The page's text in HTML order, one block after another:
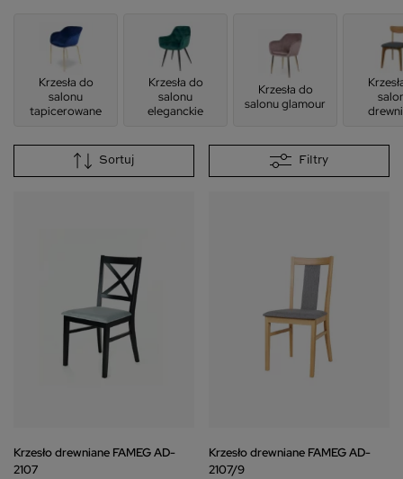
zakładkę Kontakt z nami na dole strony sklepu internetowego.
Krzesła do
salonu
tapicerowane
Krzesła do
salonu
eleganckie
Krzesła do
salonu glamour
Sortuj Filtry
Krzesło drewniane FAMEG AD-
2107
Krzesło drewniane FAMEG AD-
2107/9